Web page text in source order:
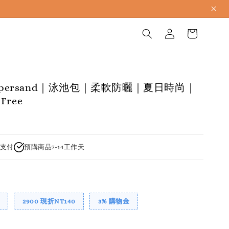
｜泳池包｜柔軟防曬｜夏日時尚｜
付 預購商品7-14工作天
2900 現折NT140 3% 購物金